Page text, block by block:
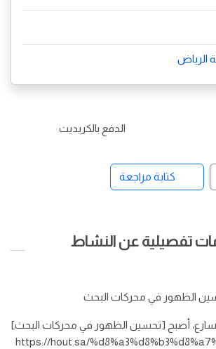
الرياض
الدفع بالكريديت
كتابة مراجعة
تفصيلية عن النشاط
الظهور في محركات البحث
أصبح [تحسين الظهور في محركات البحث]
(https://hout.sa/